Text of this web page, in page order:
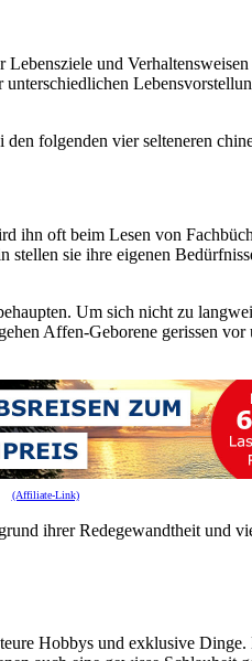
und
folgenden vier selteneren
ihn oft beim Lesen von
sie ihre eigenen
Um sich nicht zu
Affen-Geborene gerissen
(Affiliate-Link)
ihrer Redegewandtheit und
Hobbys und exklusive